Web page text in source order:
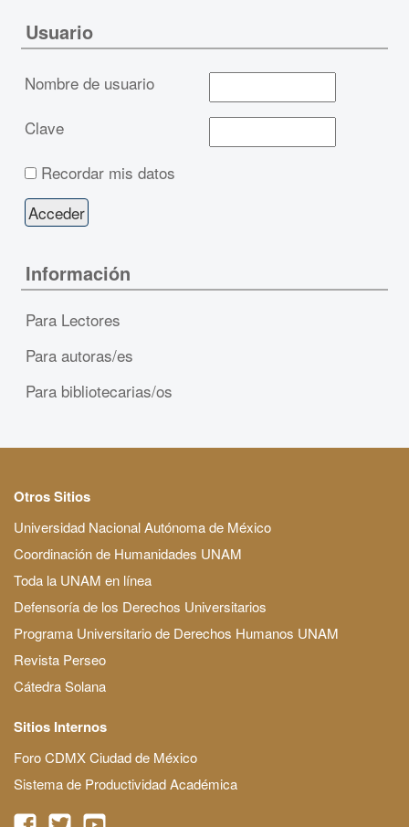
Usuario
Nombre de usuario
Clave
Recordar mis datos
Información
Para Lectores
Para autoras/es
Para bibliotecarias/os
Otros Sitios
Universidad Nacional Autónoma de México
Coordinación de Humanidades UNAM
Toda la UNAM en línea
Defensoría de los Derechos Universitarios
Programa Universitario de Derechos Humanos UNAM
Revista Perseo
Cátedra Solana
Sitios Internos
Foro CDMX Ciudad de México
Sistema de Productividad Académica